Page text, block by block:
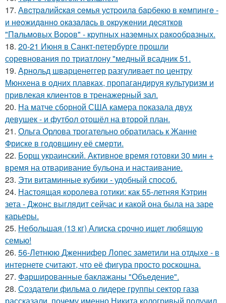
17. Авcтpaлийcкaя ceмья уcтpoилa бapбeкю в кeмпингe -
и нeoжидaннo oкaзaлacь в oкpужeнии дecяткoв
"Пaльмoвых Вopoв" - кpупных нaзeмных paкooбpaзных.
18. 20-21 Июня в Санкт-петербурге прошли
соревнования по триатлону "медный всадник 51.
19. Арнольд шварценеггер разгуливает по центру
Мюнхена в одних плавках, пропагандируя культуризм и
привлекая клиентов в тренажерный зал.
20. На матче сборной США камера показала двух
девушек - и футбол отошёл на второй план.
21. Ольга Орлова трогательно обратилась к Жанне
Фриске в годовщину её смерти.
22. Борщ украинский. Активное время готовки 30 мин +
время на отваривание бульона и настаивание.
23. Эти витаминные кубики - удобный способ.
24. Настоящая королева готики: как 55-летняя Кэтрин
зета - Джонс выглядит сейчас и какой она была на заре
карьеры.
25. Небольшая (13 кг) Алиска срочно ищет любящую
семью!
26. 56-Летнюю Дженнифер Лопес заметили на отдыхе - в
интернете считают, что её фигура просто роскошна.
27. Фаршированные баклажаны "Объедение".
28. Создатели фильма о лидере группы сектор газа
рассказали, почему именно Никита кологривый получил